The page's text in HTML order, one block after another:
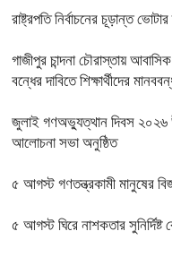
রাষ্ট্রপতি নির্বাচনের চূড়ান্ত
গাজীপুর চান্দনা চৌরাস্তায়
বন্ধের দাবিতে শিক্ষার্থীদের
জুলাই গণঅভ্যুত্থান দিবস ২০২৬
আলোচনা সভা অনুষ্ঠিত
৫ আগস্ট গণতন্ত্রকামী মানুষের
৫ আগস্ট ঘিরে নাশকতার